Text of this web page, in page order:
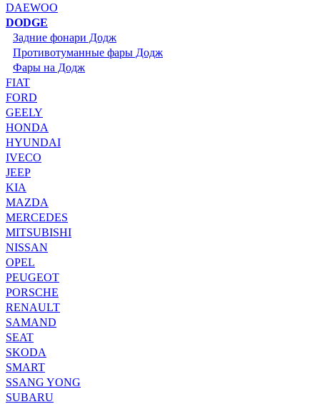
DAEWOO
DODGE
Задние фонари Додж
Противотуманные фары Додж
Фары на Додж
FIAT
FORD
GEELY
HONDA
HYUNDAI
IVECO
JEEP
KIA
MAZDA
MERCEDES
MITSUBISHI
NISSAN
OPEL
PEUGEOT
PORSCHE
RENAULT
SAMAND
SEAT
SKODA
SMART
SSANG YONG
SUBARU